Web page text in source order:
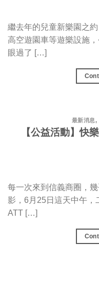
繼去年的兒童新樂園之
高空遊園車等遊樂設施
眼過了 […]
最新消息,
【公益活動】快
每一次來到信義商圈，
影，6月25日這天中午，
ATT […]